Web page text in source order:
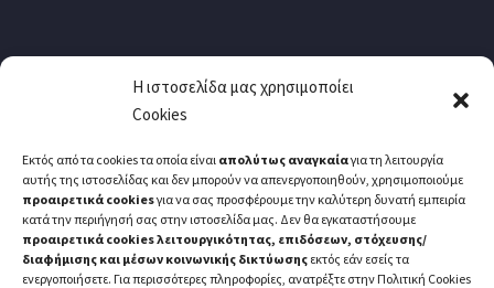
Η ιστοσελίδα μας χρησιμοποίει
Cookies
Εκτός από τα cookies τα οποία είναι απολύτως αναγκαίαγια τη λειτουργία
αυτής της ιστοσελίδας και δεν μπορούν να απενεργοποιηθούν, χρησιμοποιούμε
προαιρετικά cookiesγια να σας προσφέρουμε την καλύτερη δυνατή εμπειρία
κατά την περιήγησή σας στην ιστοσελίδα μας. Δεν θα εγκαταστήσουμε
προαιρετικά cookies λειτουργικότητας, επιδόσεων, στόχευσης/
διαφήμισης και μέσων κοινωνικής δικτύωσης εκτός εάν εσείς τα
ενεργοποιήσετε. Για περισσότερες πληροφορίες, ανατρέξτε στην Πολιτική Cookies